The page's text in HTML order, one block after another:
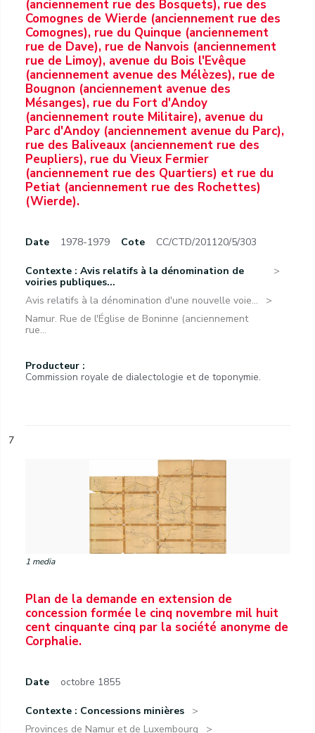
Date 1978-1979 Cote CC/CTD/201120/5/303
Contexte : Avis relatifs à la dénomination de
voiries publiques...
Avis relatifs à la dénomination d'une nouvelle voie...
Namur. Rue de l'Église de Boninne (anciennement
rue...
Producteur :
Commission royale de dialectologie et de toponymie.
7
1 media
Plan de la demande en extension de
concession formée le cinq novembre mil huit
cent cinquante cinq par la société anonyme de
Corphalie.
Date octobre 1855
Contexte : Concessions minières
Provinces de Namur et de Luxembourg